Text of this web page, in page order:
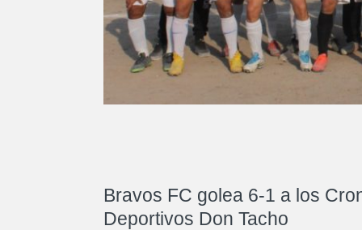
Bravos FC golea 6-1 a los
Deportivos Don Tacho